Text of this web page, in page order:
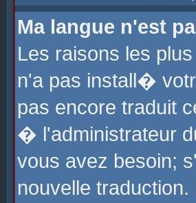
Ma langue n'est
Les raisons les
n'a pas install�
pas encore traduit
� l'administrateur
vous avez besoin;
nouvelle